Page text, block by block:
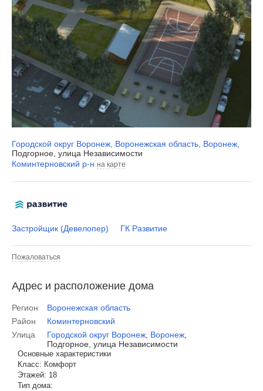
Городской округ Воронеж Воронежская область Воронеж
Подгорное, улица Независимости
Коминтерновский р-н на карте
Застройщик (Девелопер) ГК Развитие
Пожаловаться
Адрес и расположение дома
Регион
Воронежская область
Район
Коминтерновский
Улица
Городской округ Воронеж Воронеж
Подгорное, улица Независимости
Основные характеристики
Класс: Комфорт
Этажей: 18
Тип дома: